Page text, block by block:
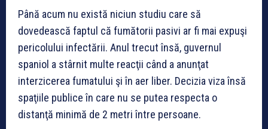
Până acum nu există niciun studiu care să
dovedească faptul că fumătorii pasivi ar fi mai expuşi
pericolului infectării. Anul trecut însă, guvernul
spaniol a stârnit multe reacţii când a anunţat
interzicerea fumatului şi în aer liber. Decizia viza însă
spaţiile publice în care nu se putea respecta o
distanţă minimă de 2 metri între persoane.